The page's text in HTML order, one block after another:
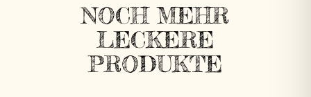
NOCH MEHR
LECKERE
PRODUKTE